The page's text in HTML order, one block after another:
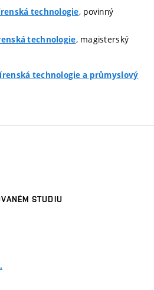
technologie, povinný
technologie, magisterský
technologie a průmyslový
STUDIU